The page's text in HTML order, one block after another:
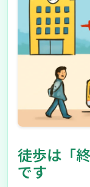
徒歩は「
です